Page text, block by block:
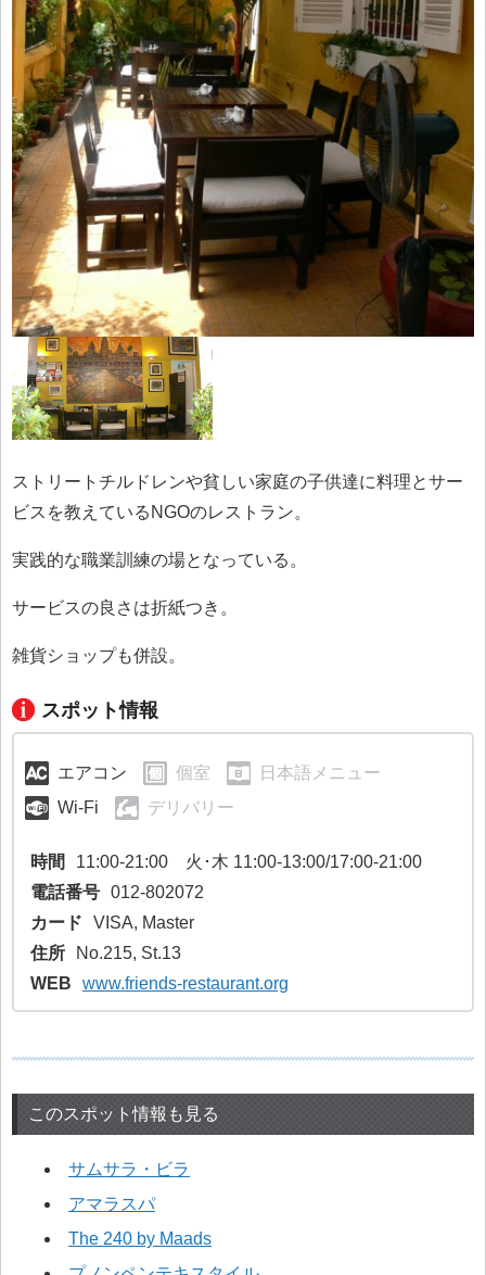
ストリートチルドレンや貧しい家庭の子供達に料理とサー
ビスを教えているNGOのレストラン。
実践的な職業訓練の場となっている。
サービスの良さは折紙つき。
雑貨ショップも併設。
スポット情報
エアコン 個室
日本語メニュー
Wi-Fi
デリバリー
時間
11:00-21:00 火･木 11:00-13:00/17:00-21:00
電話番号 012-802072
カード
VISA, Master
住所
No.215, St.13
WEB
www.friends-restaurant.org
このスポット情報も見る
サムサラ・ビラ
アマラスパ
The 240 by Maads